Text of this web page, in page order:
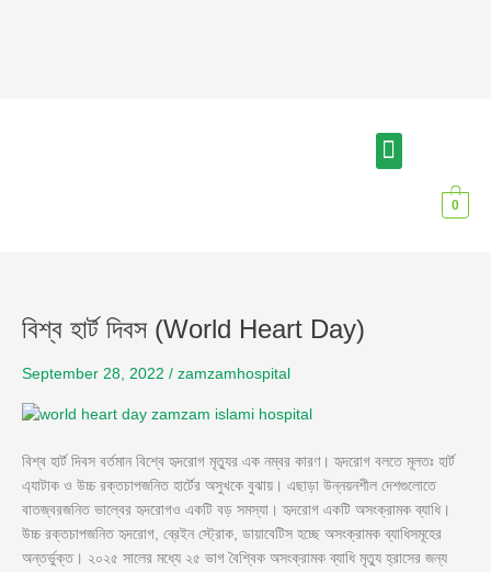
Menu
0
বিশ্ব হার্ট দিবস (World Heart Day)
September 28, 2022 / zamzamhospital
বিশ্ব হার্ট দিবস বর্তমান বিশ্বে হৃদরোগ মৃত্যুর এক নম্বর কারণ। হৃদরোগ বলতে মূলতঃ হার্ট
এ্যাটাক ও উচ্চ রক্তচাপজনিত হার্টের অসুখকে বুঝায়। এছাড়া উন্নয়নশীল দেশগুলোতে
বাতজ্বরজনিত ভাল্বের হৃদরোগও একটি বড় সমস্যা। হৃদরোগ একটি অসংক্রামক ব্যাধি।
উচ্চ রক্তচাপজনিত হৃদরোগ, ব্রেইন স্ট্রোক, ডায়াবেটিস হচ্ছে অসংক্রামক ব্যাধিসমূহের
অন্তর্ভুক্ত। ২০২৫ সালের মধ্যে ২৫ ভাগ বৈশ্বিক অসংক্রামক ব্যাধি মৃত্যু হ্রাসের জন্য
বিশ্ব
দিবস
Heart